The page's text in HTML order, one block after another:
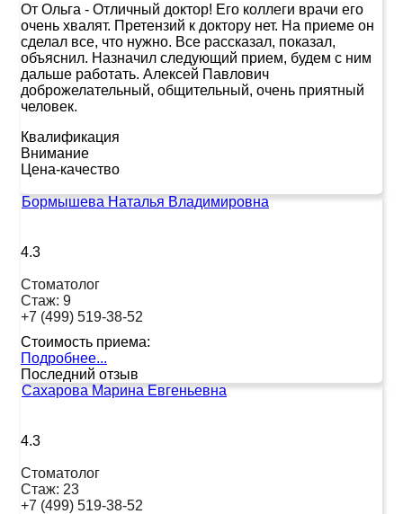
От Ольга - Отличный доктор! Его коллеги врачи его
очень хвалят. Претензий к доктору нет. На приеме он
сделал все, что нужно. Все рассказал, показал,
объяснил. Назначил следующий прием, будем с ним
дальше работать. Алексей Павлович
доброжелательный, общительный, очень приятный
человек.
Квалификация
Внимание
Цена-качество
Бормышева Наталья Владимировна
4.3
Стоматолог
Стаж: 9
+7 (499) 519-38-52
Стоимость приема:
Подробнее...
Последний отзыв
Сахарова Марина Евгеньевна
4.3
Стоматолог
Стаж: 23
+7 (499) 519-38-52